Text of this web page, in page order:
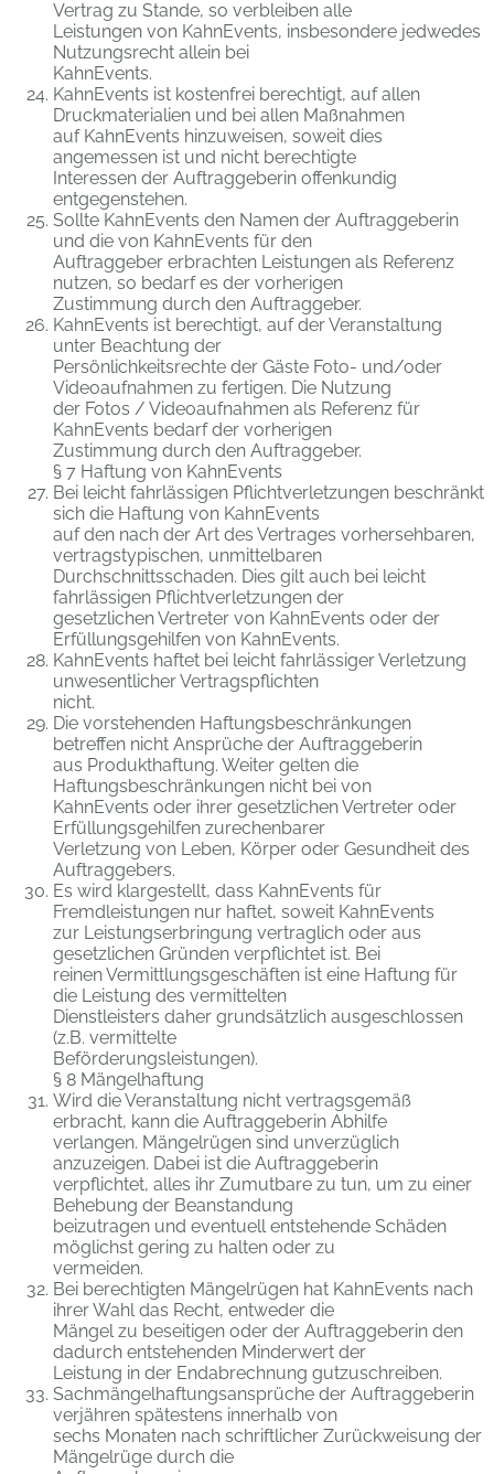
Vertrag zu Stande, so verbleiben alle
Leistungen von KahnEvents, insbesondere jedwedes
Nutzungsrecht allein bei
KahnEvents.
KahnEvents ist kostenfrei berechtigt, auf allen
Druckmaterialien und bei allen Maßnahmen
auf KahnEvents hinzuweisen, soweit dies
angemessen ist und nicht berechtigte
Interessen der Auftraggeberin offenkundig
entgegenstehen.
Sollte KahnEvents den Namen der Auftraggeberin
und die von KahnEvents für den
Auftraggeber erbrachten Leistungen als Referenz
nutzen, so bedarf es der vorherigen
Zustimmung durch den Auftraggeber.
KahnEvents ist berechtigt, auf der Veranstaltung
unter Beachtung der
Persönlichkeitsrechte der Gäste Foto- und/oder
Videoaufnahmen zu fertigen. Die Nutzung
der Fotos / Videoaufnahmen als Referenz für
KahnEvents bedarf der vorherigen
Zustimmung durch den Auftraggeber.
§ 7 Haftung von KahnEvents
Bei leicht fahrlässigen Pflichtverletzungen beschränkt
sich die Haftung von KahnEvents
auf den nach der Art des Vertrages vorhersehbaren,
vertragstypischen, unmittelbaren
Durchschnittsschaden. Dies gilt auch bei leicht
fahrlässigen Pflichtverletzungen der
gesetzlichen Vertreter von KahnEvents oder der
Erfüllungsgehilfen von KahnEvents.
KahnEvents haftet bei leicht fahrlässiger Verletzung
unwesentlicher Vertragspflichten
nicht.
Die vorstehenden Haftungsbeschränkungen
betreffen nicht Ansprüche der Auftraggeberin
aus Produkthaftung. Weiter gelten die
Haftungsbeschränkungen nicht bei von
KahnEvents oder ihrer gesetzlichen Vertreter oder
Erfüllungsgehilfen zurechenbarer
Verletzung von Leben, Körper oder Gesundheit des
Auftraggebers.
Es wird klargestellt, dass KahnEvents für
Fremdleistungen nur haftet, soweit KahnEvents
zur Leistungserbringung vertraglich oder aus
gesetzlichen Gründen verpflichtet ist. Bei
reinen Vermittlungsgeschäften ist eine Haftung für
die Leistung des vermittelten
Dienstleisters daher grundsätzlich ausgeschlossen
(z.B. vermittelte
Beförderungsleistungen).
§ 8 Mängelhaftung
Wird die Veranstaltung nicht vertragsgemäß
erbracht, kann die Auftraggeberin Abhilfe
verlangen. Mängelrügen sind unverzüglich
anzuzeigen. Dabei ist die Auftraggeberin
verpflichtet, alles ihr Zumutbare zu tun, um zu einer
Behebung der Beanstandung
beizutragen und eventuell entstehende Schäden
möglichst gering zu halten oder zu
vermeiden.
Bei berechtigten Mängelrügen hat KahnEvents nach
ihrer Wahl das Recht, entweder die
Mängel zu beseitigen oder der Auftraggeberin den
dadurch entstehenden Minderwert der
Leistung in der Endabrechnung gutzuschreiben.
Sachmängelhaftungsansprüche der Auftraggeberin
verjähren spätestens innerhalb von
sechs Monaten nach schriftlicher Zurückweisung der
Mängelrüge durch die